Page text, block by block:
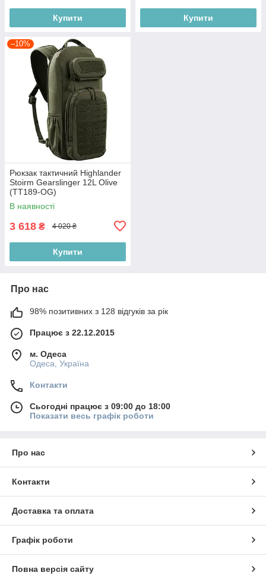
Купити Купити
–10%
Рюкзак тактичний Highlander
Stoirm Gearslinger 12L Olive
(TT189-OG)
В наявності
3 618 ₴ 4 020 ₴
Купити
Про нас
98% позитивних з 128 відгуків за рік
Працює з 22.12.2015
м. Одеса
Одеса, Україна
Контакти
Сьогодні працює з 09:00 до 18:00
Показати весь графік роботи
Про нас
Контакти
Доставка та оплата
Графік роботи
Повна версія сайту